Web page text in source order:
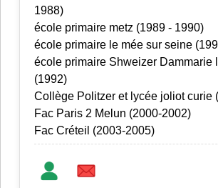
1988)
école primaire metz (1989 - 1990)
école primaire le mée sur seine
école primaire Shweizer Dammarie
(1992)
Collège Politzer et lycée joliot curie
Fac Paris 2 Melun (2000-2002)
Fac Créteil (2003-2005)